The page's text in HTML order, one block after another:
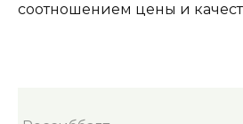
соотношением цены и